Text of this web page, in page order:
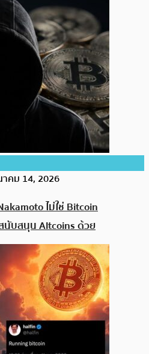
คม 14, 2026
ไม่ใช่ Bitcoin
นับสนุน Altcoins ด้วย